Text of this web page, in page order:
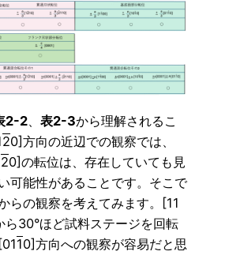
2-2 表2-3から理解されるこ
20]方向の近辺での観察では、
20]の転位は、存在していても見
可能性があることです。そこで
らの観察を考えてみます。[11
ら30°ほど試料ステージを回転
10]方向への観察が容易だと思